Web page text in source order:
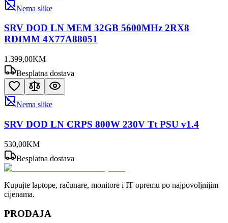
Nema slike
SRV DOD LN MEM 32GB 5600MHz 2RX8
RDIMM 4X77A88051
1.399,00KM
Besplatna dostava
Nema slike
SRV DOD LN CRPS 800W 230V Tt PSU v1.4
530,00KM
Besplatna dostava
Kupujte laptope, računare, monitore i IT opremu po najpovoljnijim
cijenama.
PRODAJA